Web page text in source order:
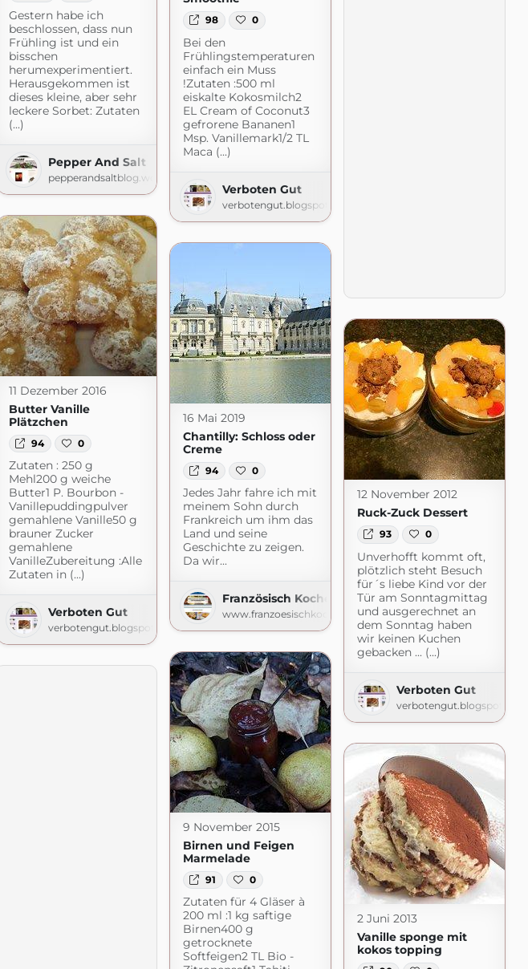
Gestern habe ich
beschlossen, dass nun
Frühling ist und ein
bisschen
herumexperimentiert.
Herausgekommen ist
dieses kleine, aber sehr
leckere Sorbet: Zutaten
(...)
Pepper And Salt
pepperandsaltblog.wordpress.com
98 0
Bei den
Frühlingstemperaturen
einfach ein Muss
!Zutaten :500 ml
eiskalte Kokosmilch2
EL Cream of Coconut3
gefrorene Bananen1
Msp. Vanillemark1/2 TL
Maca (...)
Verboten Gut
verbotengut.blogspot.com
11 Dezember 2016
Butter Vanille
Plätzchen
94 0
Zutaten : 250 g
Mehl200 g weiche
Butter1 P. Bourbon -
Vanillepuddingpulver
gemahlene Vanille50 g
brauner Zucker
gemahlene
VanilleZubereitung :Alle
Zutaten in (...)
Verboten Gut
verbotengut.blogspot.com
16 Mai 2019
Chantilly: Schloss oder
Creme
94 0
Jedes Jahr fahre ich mit
meinem Sohn durch
Frankreich um ihm das
Land und seine
Geschichte zu zeigen.
Da wir...
Französisch Kochen by Aurélie Bastian
www.franzoesischkochen.de
12 November 2012
Ruck-Zuck Dessert
93 0
Unverhofft kommt oft,
plötzlich steht Besuch
für´s liebe Kind vor der
Tür am Sonntagmittag
und ausgerechnet an
dem Sonntag haben
wir keinen Kuchen
gebacken ... (...)
Verboten Gut
verbotengut.blogspot.com
9 November 2015
Birnen und Feigen
Marmelade
91 0
Zutaten für 4 Gläser à
200 ml :1 kg saftige
Birnen400 g
getrocknete
Softfeigen2 TL Bio -
2 Juni 2013
Vanille sponge mit
kokos topping